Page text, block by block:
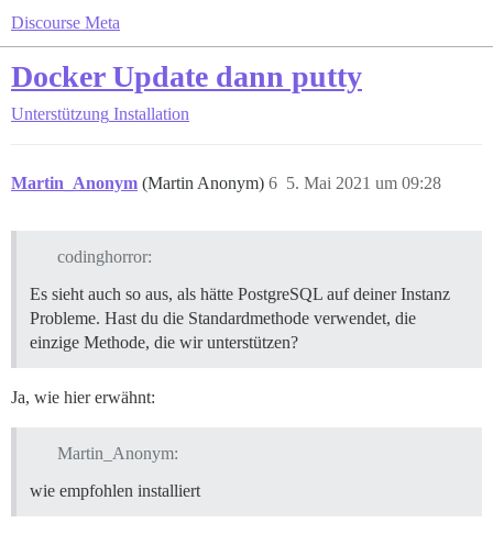
Discourse Meta
Docker Update dann putty
Unterstützung Installation
Martin_Anonym (Martin Anonym) 5. Mai 2021 um 09:28
6
codinghorror:
Es sieht auch so aus, als hätte PostgreSQL auf deiner Instanz
Probleme. Hast du die Standardmethode verwendet, die
einzige Methode, die wir unterstützen?
Ja, wie hier erwähnt:
Martin_Anonym:
wie empfohlen installiert